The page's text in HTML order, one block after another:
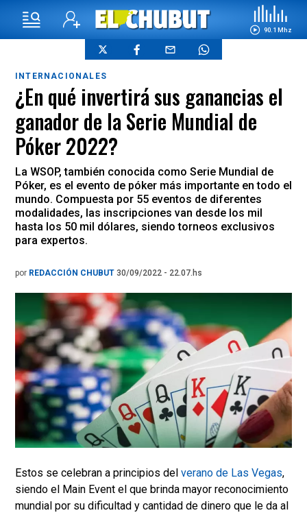
90.1 Mhz
INTERNACIONALES
¿En qué invertirá sus ganancias el
ganador de la Serie Mundial de
Póker 2022?
La WSOP, también conocida como Serie Mundial de
Póker, es el evento de póker más importante en todo el
mundo. Compuesta por 55 eventos de diferentes
modalidades, las inscripciones van desde los mil
hasta los 50 mil dólares, siendo torneos exclusivos
para expertos.
por REDACCIÓN CHUBUT 30/09/2022 - 22.07.hs
Estos se celebran a principios del verano de Las Vegas,
siendo el Main Event el que brinda mayor reconocimiento
mundial por su dificultad y cantidad de dinero que le da al